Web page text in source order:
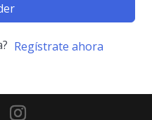
Regístrate ahora